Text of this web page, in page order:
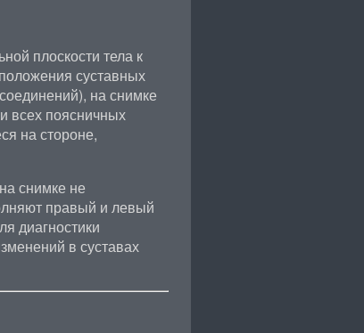
плоскости тела к
суставных
на снимке
всех поясничных
на стороне,
снимке не
правый и левый
диагностики
в суставах